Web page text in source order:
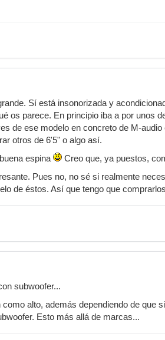
Sí está insonorizada y
os parece. En principio iba a por unos
de ese modelo en concreto de M-
otros de 6'5" o algo así.
espina
Creo que, ya puestos,
Pues no, no sé si realmente
de éstos. Así que tengo que
subwoofer...
alto, además dependiendo de que
Esto más allá de marcas...